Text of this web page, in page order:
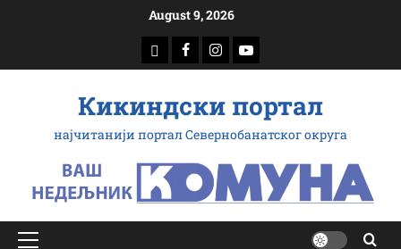
August 9, 2026
доwнлоад
Фацебоок
Инстаграм
Yоутубе
Кикиндски портал
најчитанији портал Севернобанатског округа